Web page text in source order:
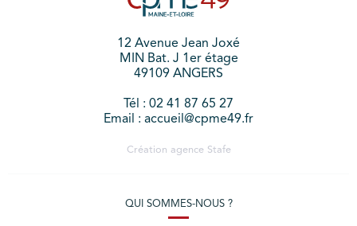
12 Avenue Jean Joxé
MIN Bat. J 1er étage
49109 ANGERS
Tél : 02 41 87 65 27
Email : accueil@cpme49.fr
Création agence Stafe
QUI SOMMES-NOUS ?